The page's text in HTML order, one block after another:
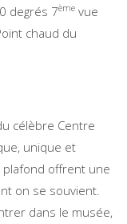
degrés 7ème vue
chaud du
célèbre Centre
unique et
plafond offrent une
on se souvient.
dans le musée,